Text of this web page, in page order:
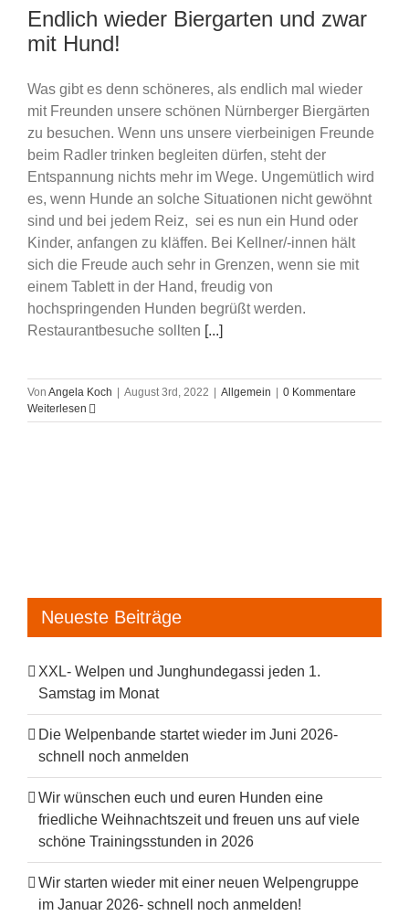
Endlich wieder Biergarten und zwar
mit Hund!
Was gibt es denn schöneres, als endlich mal wieder
mit Freunden unsere schönen Nürnberger Biergärten
zu besuchen. Wenn uns unsere vierbeinigen Freunde
beim Radler trinken begleiten dürfen, steht der
Entspannung nichts mehr im Wege. Ungemütlich wird
es, wenn Hunde an solche Situationen nicht gewöhnt
sind und bei jedem Reiz, sei es nun ein Hund oder
Kinder, anfangen zu kläffen. Bei Kellner/-innen hält
sich die Freude auch sehr in Grenzen, wenn sie mit
einem Tablett in der Hand, freudig von
hochspringenden Hunden begrüßt werden.
Restaurantbesuche sollten [...]
Von Angela Koch August 3rd, 2022 Allgemein
0 Kommentare
Weiterlesen
Neueste Beiträge
XXL- Welpen und Junghundegassi jeden 1.
Samstag im Monat
Die Welpenbande startet wieder im Juni 2026-
schnell noch anmelden
Wir wünschen euch und euren Hunden eine
friedliche Weihnachtszeit und freuen uns auf viele
schöne Trainingsstunden in 2026
Wir starten wieder mit einer neuen Welpengruppe
im Januar 2026- schnell noch anmelden!